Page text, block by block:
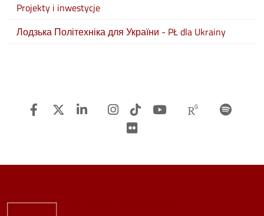
Projekty i inwestycje
Лодзька Політехніка для України - PŁ dla Ukrainy
Facebook
Twitter LinkedinInstagram
TiTok Youtube